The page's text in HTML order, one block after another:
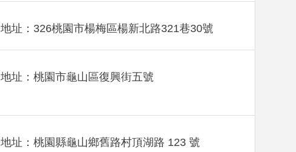
地址：326桃園市楊梅區楊新北路321巷30號
地址：桃園市龜山區復興街五號
地址：桃園縣龜山鄉舊路村頂湖路 123 號